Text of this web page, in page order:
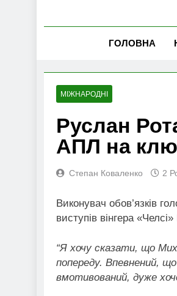
ГОЛОВНА
МІЖНАРОДНІ
Руслан
АПЛ на
Степан Коваленко 2
Виконувач обов’язків
виступів вінгера
“Я хочу сказати, що
попереду. Впевнений, що
вмотивований, дуже